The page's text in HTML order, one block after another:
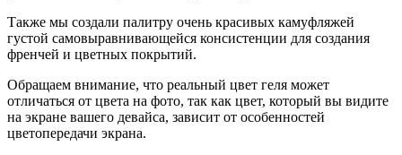
Также мы создали палитру очень красивых камуфляжей
густой самовыравнивающейся консистенции для создания
френчей и цветных покрытий.
Обращаем внимание, что реальный цвет геля может
отличаться от цвета на фото, так как цвет, который вы видите
на экране вашего девайса, зависит от особенностей
цветопередачи экрана.